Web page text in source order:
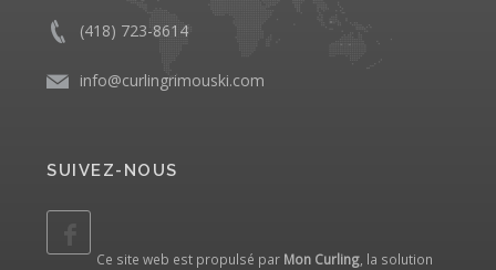
(418) 723-8614
info@curlingrimouski.com
SUIVEZ-NOUS
Ce site web est propulsé par Mon Curling , la solution